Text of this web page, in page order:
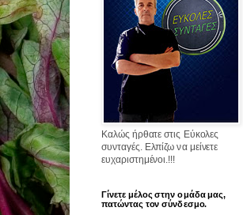
Καλώς ήρθατε στις Εύκολες
συνταγές. Ελπίζω να μείνετε
ευχαριστημένοι.!!!
Γίνετε μέλος στην ομάδα μας,
πατώντας τον σύνδεσμο.